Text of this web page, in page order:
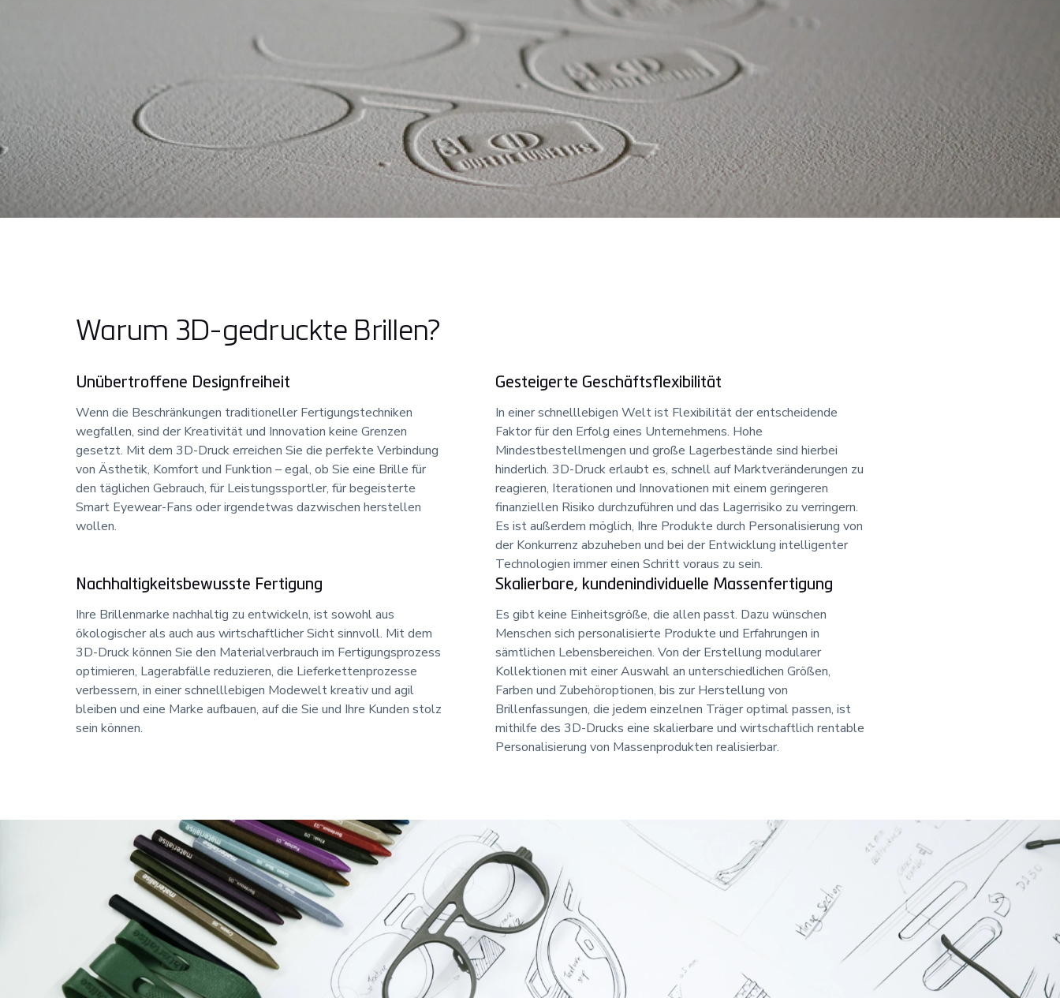
Warum 3D-gedruckte Brillen?
Unübertroffene Designfreiheit
Wenn die Beschränkungen traditioneller Fertigungstechniken
wegfallen, sind der Kreativität und Innovation keine Grenzen
gesetzt. Mit dem 3D-Druck erreichen Sie die perfekte Verbindung
von Ästhetik, Komfort und Funktion – egal, ob Sie eine Brille für
den täglichen Gebrauch, für Leistungssportler, für begeisterte
Smart Eyewear-Fans oder irgendetwas dazwischen herstellen
wollen.
Gesteigerte Geschäftsflexibilität
In einer schnelllebigen Welt ist Flexibilität der entscheidende
Faktor für den Erfolg eines Unternehmens. Hohe
Mindestbestellmengen und große Lagerbestände sind hierbei
hinderlich. 3D-Druck erlaubt es, schnell auf Marktveränderungen zu
reagieren, Iterationen und Innovationen mit einem geringeren
finanziellen Risiko durchzuführen und das Lagerrisiko zu verringern.
Es ist außerdem möglich, Ihre Produkte durch Personalisierung von
der Konkurrenz abzuheben und bei der Entwicklung intelligenter
Technologien immer einen Schritt voraus zu sein.
Nachhaltigkeitsbewusste Fertigung
Ihre Brillenmarke nachhaltig zu entwickeln, ist sowohl aus
ökologischer als auch aus wirtschaftlicher Sicht sinnvoll. Mit dem
3D-Druck können Sie den Materialverbrauch im Fertigungsprozess
optimieren, Lagerabfälle reduzieren, die Lieferkettenprozesse
verbessern, in einer schnelllebigen Modewelt kreativ und agil
bleiben und eine Marke aufbauen, auf die Sie und Ihre Kunden stolz
sein können.
Skalierbare, kundenindividuelle Massenfertigung
Es gibt keine Einheitsgröße, die allen passt. Dazu wünschen
Menschen sich personalisierte Produkte und Erfahrungen in
sämtlichen Lebensbereichen. Von der Erstellung modularer
Kollektionen mit einer Auswahl an unterschiedlichen Größen,
Farben und Zubehöroptionen, bis zur Herstellung von
Brillenfassungen, die jedem einzelnen Träger optimal passen, ist
mithilfe des 3D-Drucks eine skalierbare und wirtschaftlich rentable
Personalisierung von Massenprodukten realisierbar.